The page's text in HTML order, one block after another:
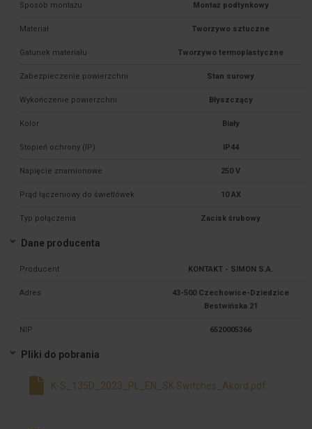
Sposób montażu Montaż podtynkowy
Materiał Tworzywo sztuczne
Gatunek materiału Tworzywo termoplastyczne
Zabezpieczenie powierzchni Stan surowy
Wykończenie powierzchni Błyszczący
Kolor Biały
Stopień ochrony (IP) IP44
Napięcie znamionowe 250 V
Prąd łączeniowy do świetlówek 10 AX
Typ połączenia Zacisk śrubowy
Dane producenta
Producent KONTAKT - SIMON S.A.
Adres
43-500 Czechowice-Dziedzice
Bestwińska 21
NIP 6520005366
Pliki do pobrania
K-S_135D_2023_PL_EN_SK Switches_Akord.pdf